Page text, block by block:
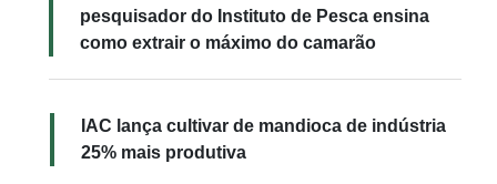
pesquisador do Instituto de Pesca ensina
como extrair o máximo do camarão
IAC lança cultivar de mandioca de indústria
25% mais produtiva